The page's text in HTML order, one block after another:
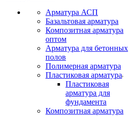
Арматура АСП
Базальтовая арматура
Композитная арматура
оптом
Арматура для бетонных
полов
Полимерная арматура
Пластиковая арматура
Пластиковая
арматура для
фундамента
Композитная арматура